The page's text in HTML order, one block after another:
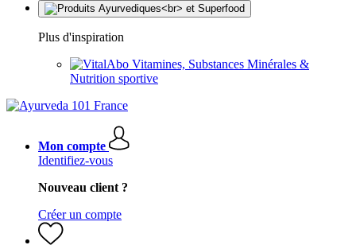
Plus d'inspiration
Vitamines, Substances Minérales &
Nutrition sportive
Mon compte
Identifiez-vous
Nouveau client ?
Créer un compte